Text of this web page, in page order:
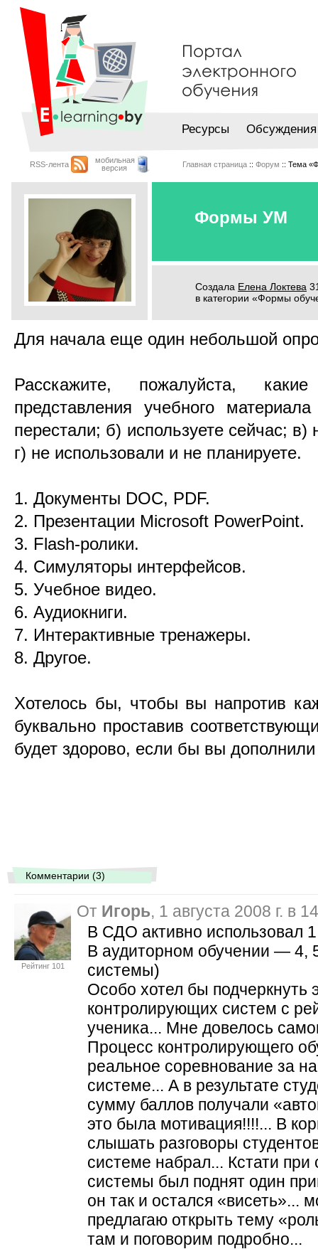
Ресурсы Обсуждения
RSS-лента
мобильная
версия
Главная страница :: Форум :: Тема
Формы УМ
Создала Елена Локтева
в категории «Формы
Для начала еще один небольшой
Расскажите, пожалуйста,
представления учебного
перестали; б) используете сейчас;
г) не использовали и не планируете.
1. Документы DOC, PDF.
2. Презентации Microsoft PowerPoint.
3. Flash-ролики.
4. Симуляторы интерфейсов.
5. Учебное видео.
6. Аудиокниги.
7. Интерактивные тренажеры.
8. Другое.
Хотелось бы, чтобы вы напротив
буквально проставив
будет здорово, если бы вы
Комментарии (3)
Рейтинг 101
От Игорь, 1 августа 2008 г. в
В СДО активно использовал
В аудиторном обучении — 4,
системы)
Особо хотел бы
контролирующих систем с
ученика... Мне довелось
Процесс контролирующего
реальное соревнование за
системе... А в результате
сумму баллов получали
это была мотивация!!!!... В
слышать разговоры
системе набрал... Кстати при
системы был поднят один
он так и остался «висеть»...
предлагаю открыть тему
там и поговорим подробно...